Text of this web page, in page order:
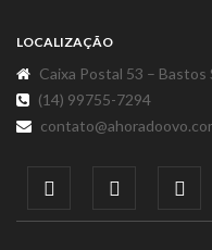
LOCALIZAÇÃO
Caixa Postal 53 – Bastos
(14) 99755-7294